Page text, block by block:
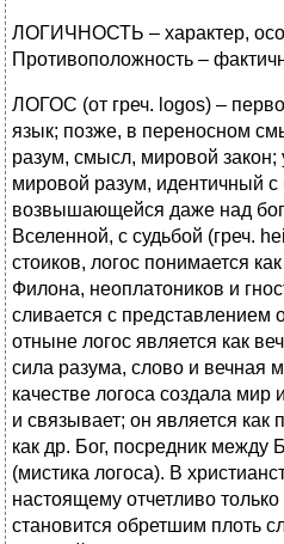
ЛОГИЧНОСТЬ – характер,
Противоположность –
ЛОГОС (от греч. logos) –
язык; позже, в переносном
разум, смысл, мировой закон;
мировой разум, идентичный с
возвышающейся даже над
Вселенной, с судьбой (греч.
стоиков, логос понимается
Филона, неоплатоников и
сливается с представлением
отныне логос является как
сила разума, слово и вечная
качестве логоса создала мир
и связывает; он является
как др. Бог, посредник между
(мистика логоса). В
настоящему отчетливо
становится обретшим плоть